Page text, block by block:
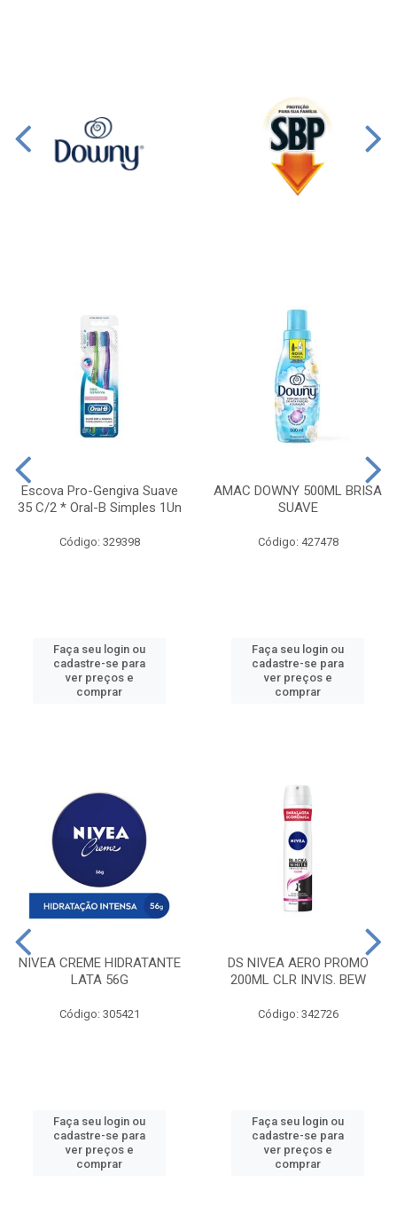
Escova Pro-Gengiva Suave
35 C/2 * Oral-B Simples 1Un
Código: 329398
Faça seu login ou
cadastre-se para
ver preços e
comprar
AMAC DOWNY 500ML BRISA
SUAVE
Código: 427478
Faça seu login ou
cadastre-se para
ver preços e
comprar
NIVEA CREME HIDRATANTE
LATA 56G
Código: 305421
Faça seu login ou
cadastre-se para
ver preços e
comprar
DS NIVEA AERO PROMO
200ML CLR INVIS. BEW
Código: 342726
Faça seu login ou
cadastre-se para
ver preços e
comprar